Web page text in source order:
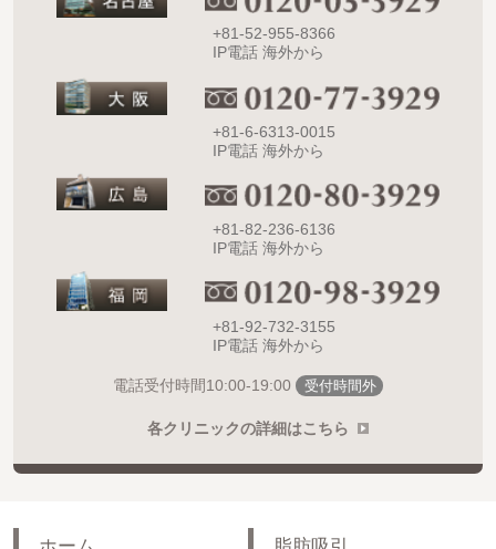
+81-52-955-8366
IP電話 海外から
+81-6-6313-0015
IP電話 海外から
+81-82-236-6136
IP電話 海外から
+81-92-732-3155
IP電話 海外から
電話受付時間10:00-19:00 受付時間外
各クリニックの詳細はこちら